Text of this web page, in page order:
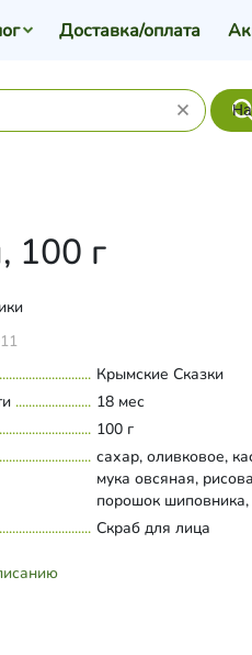
Доставка/оплата
100 г
Крымские Сказки
18 мес
100 г
сахар, оливковое,
мука овсяная,
порошок
бузины, комплекс
Развернуть состав
Скраб для лица